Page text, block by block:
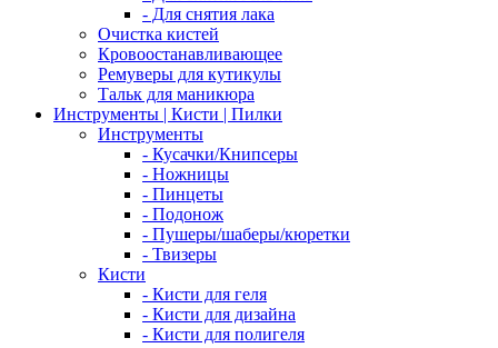
- Для снятия лака
Очистка кистей
Кровоостанавливающее
Ремуверы для кутикулы
Тальк для маникюра
Инструменты | Кисти | Пилки
Инструменты
- Кусачки/Книпсеры
- Ножницы
- Пинцеты
- Подонож
- Пушеры/шаберы/кюретки
- Твизеры
Кисти
- Кисти для геля
- Кисти для дизайна
- Кисти для полигеля